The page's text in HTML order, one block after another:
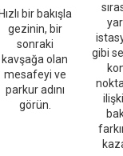
bir bakışla
gezinin, bir
sonraki
kavşağa olan
mesafeyi ve
parkur adını
görün.
gibi